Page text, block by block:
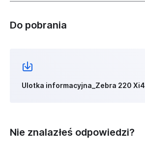
Do pobrania
Ulotka informacyjna_Zebra 220 Xi4
Nie znalazłeś odpowiedzi?